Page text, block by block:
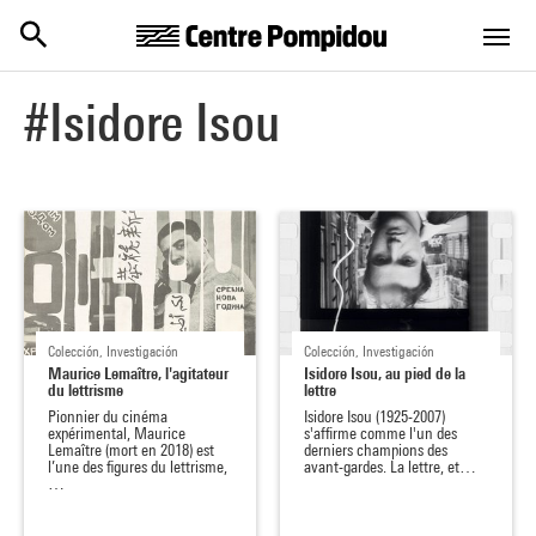
#Isidore Isou
Colección, Investigación
Maurice Lemaître, l'agitateur
du lettrisme
Pionnier du cinéma
expérimental, Maurice
Lemaître (mort en 2018) est
l’une des figures du lettrisme,
…
Colección, Investigación
Isidore Isou, au pied de la
lettre
Isidore Isou (1925-2007)
s'affirme comme l'un des
derniers champions des
avant-gardes. La lettre, et…